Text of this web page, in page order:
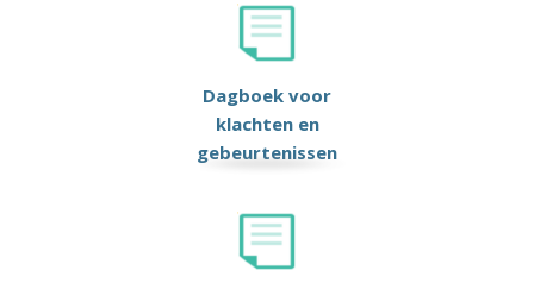
Dagboek voor
klachten en
gebeurtenissen